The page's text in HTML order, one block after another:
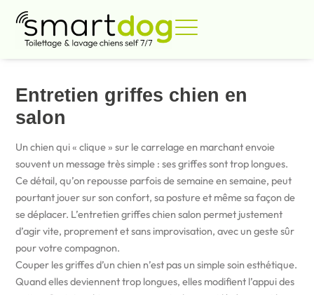
contenu
Entretien griffes chien en
salon
Un chien qui « clique » sur le carrelage en marchant envoie
souvent un message très simple : ses griffes sont trop longues.
Ce détail, qu’on repousse parfois de semaine en semaine, peut
pourtant jouer sur son confort, sa posture et même sa façon de
se déplacer. L’entretien griffes chien salon permet justement
d’agir vite, proprement et sans improvisation, avec un geste sûr
pour votre compagnon.
Couper les griffes d’un chien n’est pas un simple soin esthétique.
Quand elles deviennent trop longues, elles modifient l’appui des